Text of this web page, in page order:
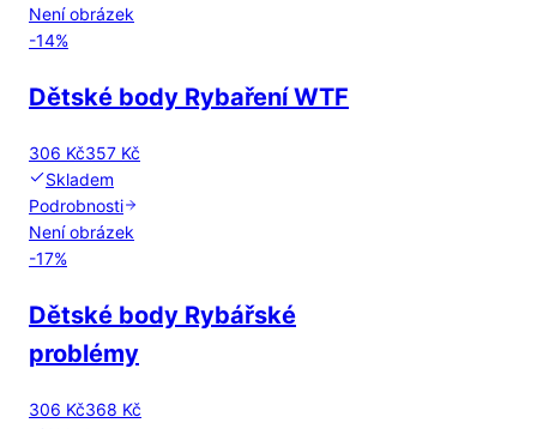
Není obrázek
-14%
Dětské body Rybaření WTF
306 Kč357 Kč
Skladem
Podrobnosti
Není obrázek
-17%
Dětské body Rybářské
problémy
306 Kč368 Kč